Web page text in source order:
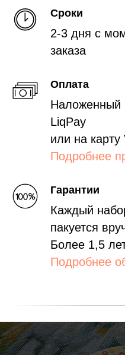
Сроки
2-3 дня с
заказа
Оплата
Наложенный
LiqPay
или на
Подробнее
Гарантии
Каждый
пакуется
Более 1,5
Подробнее